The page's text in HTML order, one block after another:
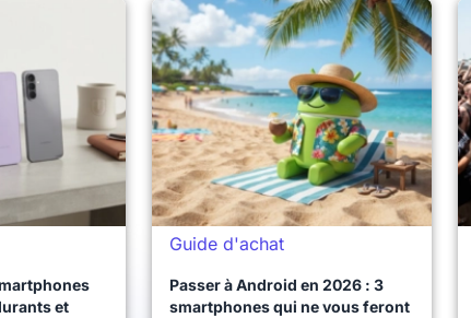
et
Guide d'achat
Passer à Android en 2026 : 3
smartphones qui ne vous feront